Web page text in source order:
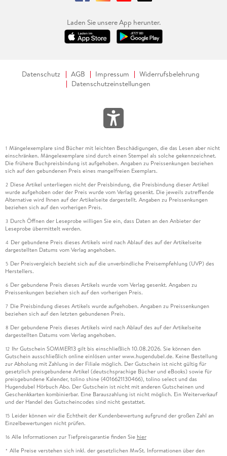
Laden Sie unsere App herunter.
Datenschutz AGB Impressum
Widerrufsbelehrung
Datenschutzeinstellungen
1 Mängelexemplare sind Bücher mit leichten Beschädigungen, die das Lesen aber nicht
einschränken. Mängelexemplare sind durch einen Stempel als solche gekennzeichnet.
Die frühere Buchpreisbindung ist aufgehoben. Angaben zu Preissenkungen beziehen
sich auf den gebundenen Preis eines mangelfreien Exemplars.
2 Diese Artikel unterliegen nicht der Preisbindung, die Preisbindung dieser Artikel
wurde aufgehoben oder der Preis wurde vom Verlag gesenkt. Die jeweils zutreffende
Alternative wird Ihnen auf der Artikelseite dargestellt. Angaben zu Preissenkungen
beziehen sich auf den vorherigen Preis.
3 Durch Öffnen der Leseprobe willigen Sie ein, dass Daten an den Anbieter der
Leseprobe übermittelt werden.
4 Der gebundene Preis dieses Artikels wird nach Ablauf des auf der Artikelseite
dargestellten Datums vom Verlag angehoben.
5 Der Preisvergleich bezieht sich auf die unverbindliche Preisempfehlung (UVP) des
Herstellers.
6 Der gebundene Preis dieses Artikels wurde vom Verlag gesenkt. Angaben zu
Preissenkungen beziehen sich auf den vorherigen Preis.
7 Die Preisbindung dieses Artikels wurde aufgehoben. Angaben zu Preissenkungen
beziehen sich auf den letzten gebundenen Preis.
8 Der gebundene Preis dieses Artikels wird nach Ablauf des auf der Artikelseite
dargestellten Datums vom Verlag angehoben.
12 Ihr Gutschein SOMMER13 gilt bis einschließlich 10.08.2026. Sie können den
Gutschein ausschließlich online einlösen unter www.hugendubel.de. Keine Bestellung
zur Abholung mit Zahlung in der Filiale möglich. Der Gutschein ist nicht gültig für
gesetzlich preisgebundene Artikel (deutschsprachige Bücher und eBooks) sowie für
preisgebundene Kalender, tolino shine (4016621130466), tolino select und das
Hugendubel Hörbuch Abo. Der Gutschein ist nicht mit anderen Gutscheinen und
Geschenkkarten kombinierbar. Eine Barauszahlung ist nicht möglich. Ein Weiterverkauf
und der Handel des Gutscheincodes sind nicht gestattet.
15 Leider können wir die Echtheit der Kundenbewertung aufgrund der großen Zahl an
Einzelbewertungen nicht prüfen.
16 Alle Informationen zur Tiefpreisgarantie finden Sie hier
* Alle Preise verstehen sich inkl. der gesetzlichen MwSt. Informationen über den